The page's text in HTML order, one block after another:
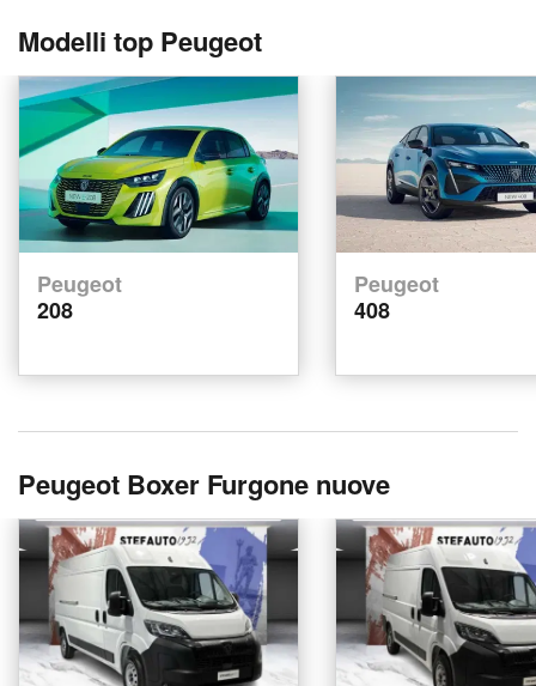
Modelli top Peugeot
Peugeot
208
Peugeot
408
Peugeot Boxer Furgone nuove